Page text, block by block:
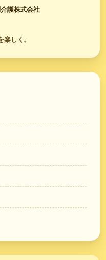
護株式会社
しく。